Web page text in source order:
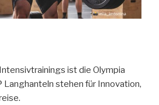
ist die Olympia
Langhanteln stehen für Innovation,